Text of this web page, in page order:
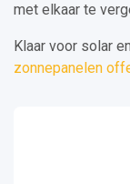
met elkaar te
Klaar voor solar
zonnepanelen